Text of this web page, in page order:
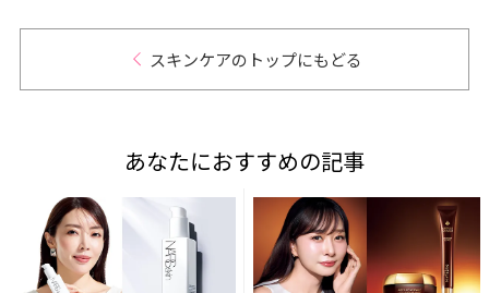
スキンケアのトップにもどる
あなたにおすすめの記事